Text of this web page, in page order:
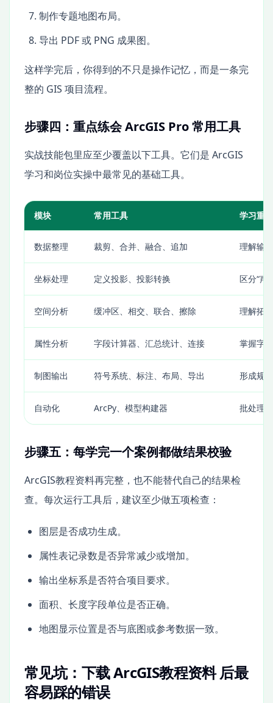
制作专题地图布局。
导出 PDF 或 PNG 成果图。
这样学完后，你得到的不只是操作记忆，而是一条完
整的 GIS 项目流程。
步骤四：重点练会 ArcGIS Pro 常用工具
实战技能包里应至少覆盖以下工具。它们是 ArcGIS
学习和岗位实操中最常见的基础工具。
模块 常用工具 学习重点
数据整理 裁剪、合并、融合、追加 理解输
坐标处理 定义投影、投影转换 区分“声
空间分析 缓冲区、相交、联合、擦除 理解拓
属性分析 字段计算器、汇总统计、连接 掌握字
制图输出 符号系统、标注、布局、导出 形成规
自动化 ArcPy、模型构建器 批处理
步骤五：每学完一个案例都做结果校验
ArcGIS教程资料再完整，也不能替代自己的结果检
查。每次运行工具后，建议至少做五项检查：
图层是否成功生成。
属性表记录数是否异常减少或增加。
输出坐标系是否符合项目要求。
面积、长度字段单位是否正确。
地图显示位置是否与底图或参考数据一致。
常见坑：下载 ArcGIS教程资料 后最
容易踩的错误